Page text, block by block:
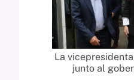
La
junto al